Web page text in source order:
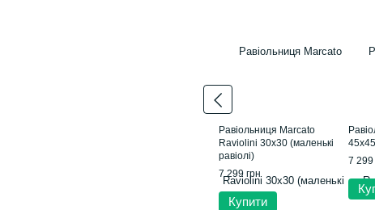
Равіольниця Marcato
Raviolini 30x30 (маленькі
равіолі)
7 299 грн
Купити
45x45
7 299